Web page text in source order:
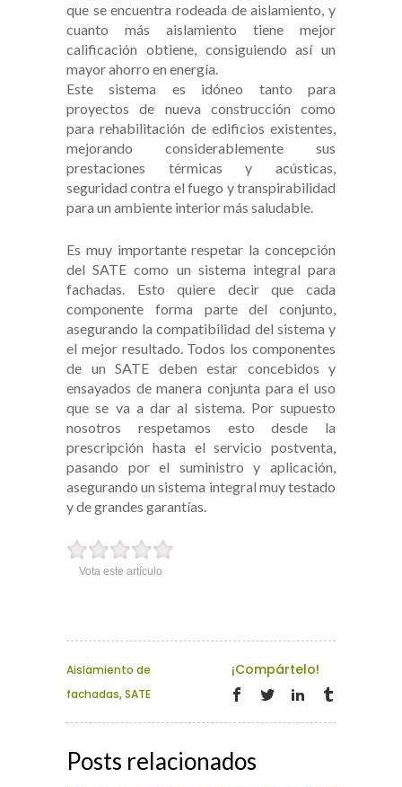
que se encuentra rodeada de aislamiento, y
cuanto más aislamiento tiene mejor
calificación obtiene, consiguiendo así un
mayor ahorro en energía.
Este sistema es idóneo tanto para
proyectos de nueva construcción como
para rehabilitación de edificios existentes,
mejorando considerablemente sus
prestaciones térmicas y acústicas,
seguridad contra el fuego y transpirabilidad
para un ambiente interior más saludable.
Es muy importante respetar la concepción
del SATE como un sistema integral para
fachadas. Esto quiere decir que cada
componente forma parte del conjunto,
asegurando la compatibilidad del sistema y
el mejor resultado. Todos los componentes
de un SATE deben estar concebidos y
ensayados de manera conjunta para el uso
que se va a dar al sistema. Por supuesto
nosotros respetamos esto desde la
prescripción hasta el servicio postventa,
pasando por el suministro y aplicación,
asegurando un sistema integral muy testado
y de grandes garantías.
Vota este artículo
Aislamiento de
fachadas, SATE
¡Compártelo!
Posts relacionados